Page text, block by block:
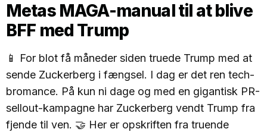
Metas MAGA-manual til at blive
BFF med Trump
📱 For blot få måneder siden truede Trump med at
sende Zuckerberg i fængsel. I dag er det ren tech-
bromance. På kun ni dage og med en gigantisk PR-
sellout-kampagne har Zuckerberg vendt Trump fra
fjende til ven. 🤝 Her er opskriften fra truende